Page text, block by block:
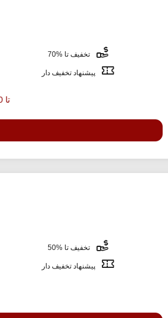
تخفیف تا %70
پیشنهاد تخفیف دار
تا 70% تخفیف محصولات برند کوکوجم در اسنپ شاپ
تخفیف تا %50
پیشنهاد تخفیف دار